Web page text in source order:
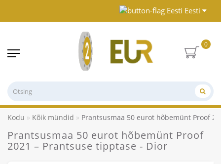
Eesti
0
Kodu Kõik mündid Prantsusmaa 50 eurot hõbemünt Proof
Prantsusmaa 50 eurot hõbemünt Proof
2021 – Prantsuse tipptase - Dior